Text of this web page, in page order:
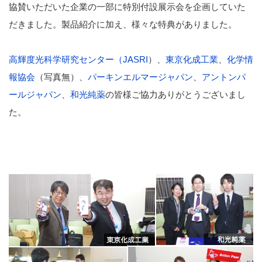
協賛いただいた企業の一部に特別付設展示会を企画していた
だきました。製品紹介に加え、様々な特典がありました。
高輝度光科学研究センター（JASRI ）、 東京化成工業、 化学情
報協会 （写真無）、 パーキンエルマージャパン、 アントンパ
ールジャパン、 和光純薬の皆様ご協力ありがとうございまし
た。